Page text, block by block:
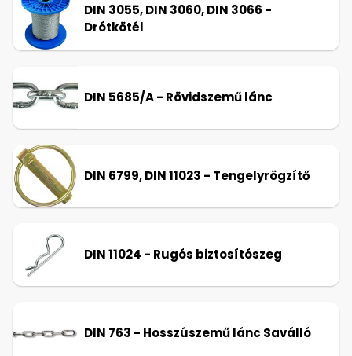
DIN 3055, DIN 3060, DIN 3066 -
Drótkötél
DIN 5685/A - Rövidszemű lánc
DIN 6799, DIN 11023 - Tengelyrögzítő
DIN 11024 - Rugós biztosítószeg
DIN 763 - Hosszúszemű lánc Saválló